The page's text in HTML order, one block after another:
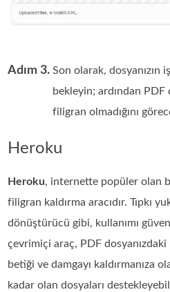
Adım 3. Son olarak, dosyanızın
bekleyin; ardından PDF
filigran olmadığını
Heroku
Heroku, internette popüler olan
filigran kaldırma aracıdır. Tıpkı
dönüştürücü gibi, kullanımı
çevrimiçi araç, PDF
betiği ve damgayı kaldırmanıza
kadar olan dosyaları